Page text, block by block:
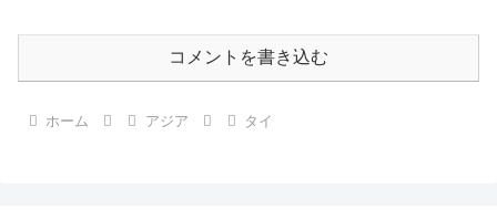
コメントを書き込む
ホーム アジア タイ